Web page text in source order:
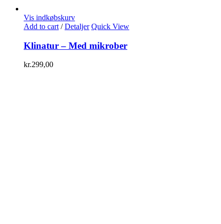
Vis indkøbskurv
Add to cart / Detaljer Quick View
Klinatur – Med mikrober
kr.299,00